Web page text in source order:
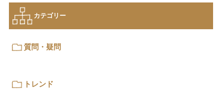
カテゴリー
質問・疑問
トレンド